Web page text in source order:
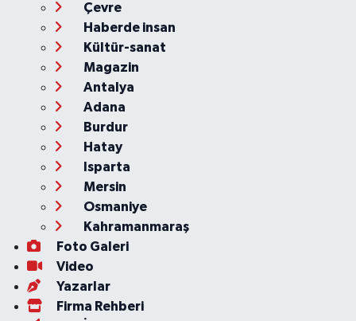
Çevre
Haberde insan
Kültür-sanat
Magazin
Antalya
Adana
Burdur
Hatay
Isparta
Mersin
Osmaniye
Kahramanmaraş
Foto Galeri
Video
Yazarlar
Firma Rehberi